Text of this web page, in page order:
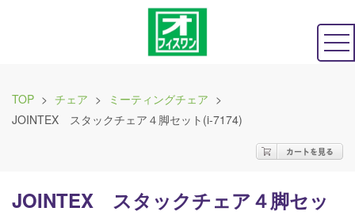
TOP > チェア > ミーティングチェア >
JOINTEX スタックチェア４脚セット(i-7174)
JOINTEX スタックチェア４脚セッ